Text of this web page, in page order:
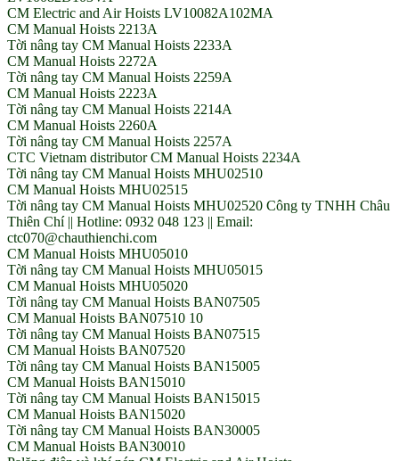
CM Electric and Air Hoists LV10082A102MA
CM Manual Hoists 2213A
Tời nâng tay CM Manual Hoists 2233A
CM Manual Hoists 2272A
Tời nâng tay CM Manual Hoists 2259A
CM Manual Hoists 2223A
Tời nâng tay CM Manual Hoists 2214A
CM Manual Hoists 2260A
Tời nâng tay CM Manual Hoists 2257A
CTC Vietnam distributor CM Manual Hoists 2234A
Tời nâng tay CM Manual Hoists MHU02510
CM Manual Hoists MHU02515
Tời nâng tay CM Manual Hoists MHU02520 Công ty TNHH Châu
Thiên Chí || Hotline: 0932 048 123 || Email:
ctc070@chauthienchi.com
CM Manual Hoists MHU05010
Tời nâng tay CM Manual Hoists MHU05015
CM Manual Hoists MHU05020
Tời nâng tay CM Manual Hoists BAN07505
CM Manual Hoists BAN07510 10
Tời nâng tay CM Manual Hoists BAN07515
CM Manual Hoists BAN07520
Tời nâng tay CM Manual Hoists BAN15005
CM Manual Hoists BAN15010
Tời nâng tay CM Manual Hoists BAN15015
CM Manual Hoists BAN15020
Tời nâng tay CM Manual Hoists BAN30005
CM Manual Hoists BAN30010